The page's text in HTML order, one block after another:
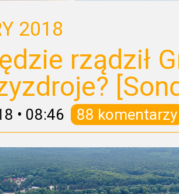
2018
rządził
• 08:46 88 komentarzy